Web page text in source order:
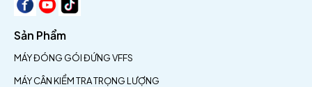
Sản Phẩm
MÁY ĐÓNG GÓI ĐỨNG VFFS
MÁY CÂN KIỂM TRA TRỌNG LƯỢNG